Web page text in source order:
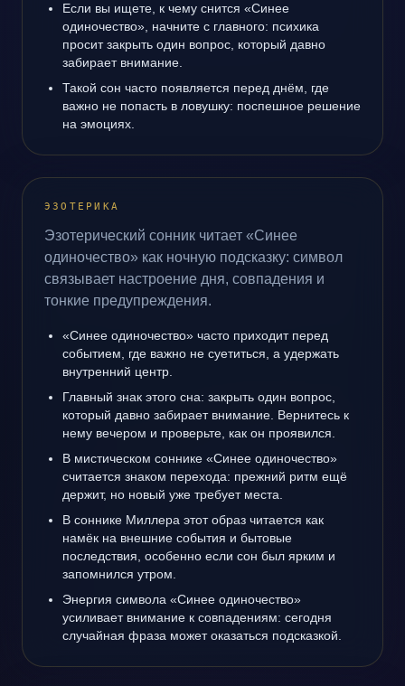
Если вы ищете, к чему снится «Синее
одиночество», начните с главного: психика
просит закрыть один вопрос, который давно
забирает внимание.
Такой сон часто появляется перед днём, где
важно не попасть в ловушку: поспешное решение
на эмоциях.
ЭЗОТЕРИКА
Эзотерический сонник читает «Синее
одиночество» как ночную подсказку: символ
связывает настроение дня, совпадения и
тонкие предупреждения.
«Синее одиночество» часто приходит перед
событием, где важно не суетиться, а удержать
внутренний центр.
Главный знак этого сна: закрыть один вопрос,
который давно забирает внимание. Вернитесь к
нему вечером и проверьте, как он проявился.
В мистическом соннике «Синее одиночество»
считается знаком перехода: прежний ритм ещё
держит, но новый уже требует места.
В соннике Миллера этот образ читается как
намёк на внешние события и бытовые
последствия, особенно если сон был ярким и
запомнился утром.
Энергия символа «Синее одиночество»
усиливает внимание к совпадениям: сегодня
случайная фраза может оказаться подсказкой.